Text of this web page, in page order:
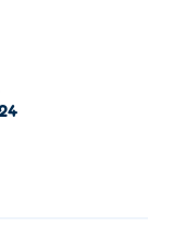
kaikkia
kasvonpiirteitä,
myös monia
olla! Oletko